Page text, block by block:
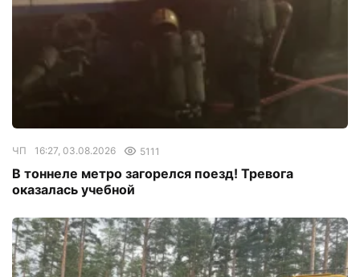
ЧП 16:27, 03.08.2026 5111
В тоннеле метро загорелся поезд! Тревога
оказалась учебной